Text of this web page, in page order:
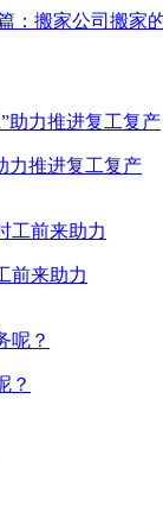
：搬家公司搬家
力推进复工复产
前来助力
？